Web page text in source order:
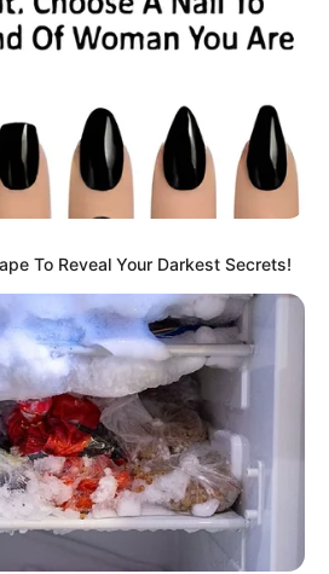
To Reveal Your Darkest Secrets!